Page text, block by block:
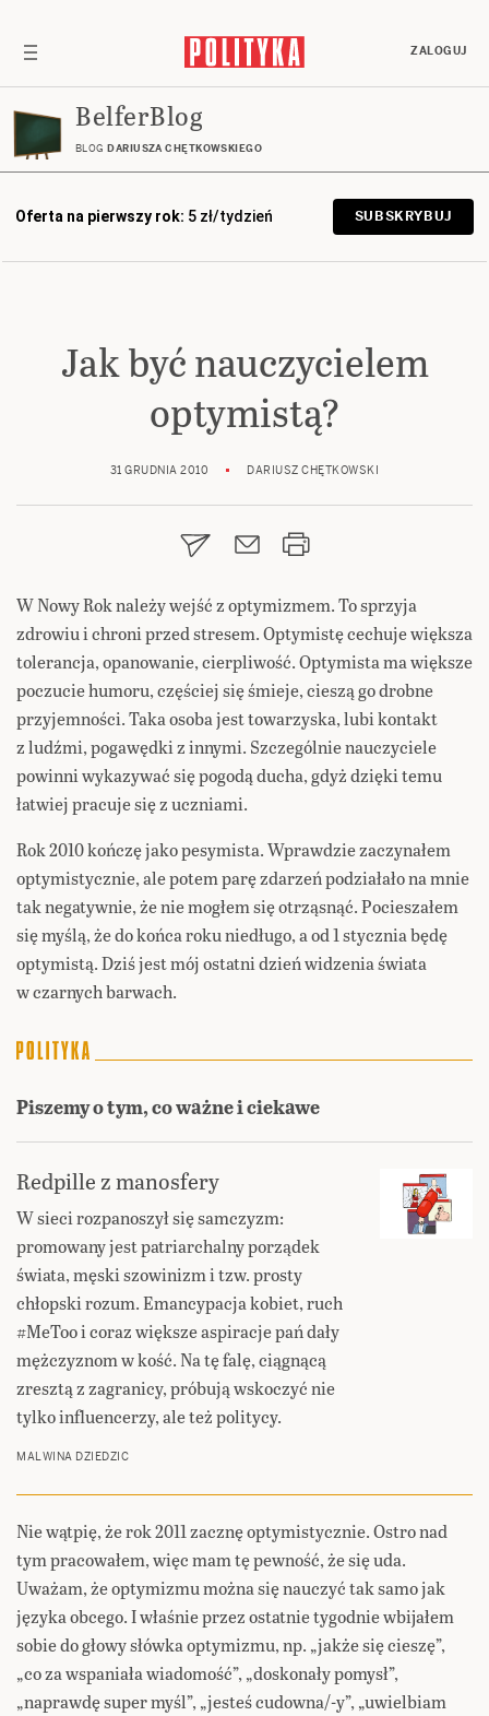
ZALOGUJ
BelferBlog
BLOG DARIUSZA CHĘTKOWSKIEGO
Oferta na pierwszy rok: 5 zł/tydzień SUBSKRYBUJ
Jak być nauczycielem
optymistą?
31 GRUDNIA 2010 DARIUSZ CHĘTKOWSKI
W Nowy Rok należy wejść z optymizmem. To sprzyja
zdrowiu i chroni przed stresem. Optymistę cechuje większa
tolerancja, opanowanie, cierpliwość. Optymista ma większe
poczucie humoru, częściej się śmieje, cieszą go drobne
przyjemności. Taka osoba jest towarzyska, lubi kontakt
z ludźmi, pogawędki z innymi. Szczególnie nauczyciele
powinni wykazywać się pogodą ducha, gdyż dzięki temu
łatwiej pracuje się z uczniami.
Rok 2010 kończę jako pesymista. Wprawdzie zaczynałem
optymistycznie, ale potem parę zdarzeń podziałało na mnie
tak negatywnie, że nie mogłem się otrząsnąć. Pocieszałem
się myślą, że do końca roku niedługo, a od 1 stycznia będę
optymistą. Dziś jest mój ostatni dzień widzenia świata
w czarnych barwach.
Piszemy o tym, co ważne i ciekawe
Redpille z manosfery
W sieci rozpanoszył się samczyzm:
promowany jest patriarchalny porządek
świata, męski szowinizm i tzw. prosty
chłopski rozum. Emancypacja kobiet, ruch
#MeToo i coraz większe aspiracje pań dały
mężczyznom w kość. Na tę falę, ciągnącą
zresztą z zagranicy, próbują wskoczyć nie
tylko influencerzy, ale też politycy.
MALWINA DZIEDZIC
Nie wątpię, że rok 2011 zacznę optymistycznie. Ostro nad
tym pracowałem, więc mam tę pewność, że się uda.
Uważam, że optymizmu można się nauczyć tak samo jak
języka obcego. I właśnie przez ostatnie tygodnie wbijałem
sobie do głowy słówka optymizmu, np. „jakże się cieszę”,
„co za wspaniała wiadomość”, „doskonały pomysł”,
„naprawdę super myśl”, „jesteś cudowna/-y”, „uwielbiam